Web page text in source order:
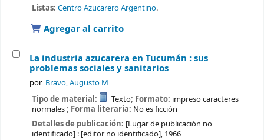
Listas: Centro Azucarero Argentino.
Agregar al carrito
La industria azucarera en Tucumán : sus
problemas sociales y sanitarios
por Bravo, Augusto M
Tipo de material: Texto; Formato: impreso caracteres
normales; Forma literaria: No es ficción
Detalles de publicación: [Lugar de publicación no
identificado] : [editor no identificado], 1966